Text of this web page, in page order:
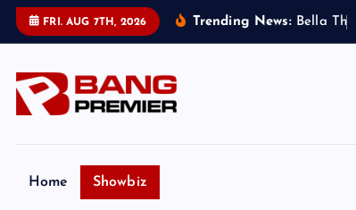
FRI. AUG 7TH, 2026 Trending News: Be a T h
Home Showbiz